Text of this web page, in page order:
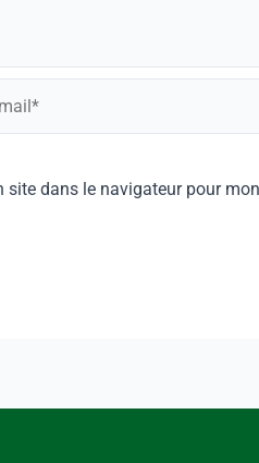
site dans le navigateur pour